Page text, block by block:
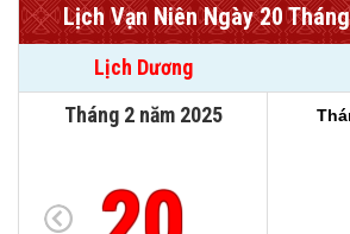
Lịch Vạn Niên Ngày 20
Lịch Dương
Tháng 2 năm 2025